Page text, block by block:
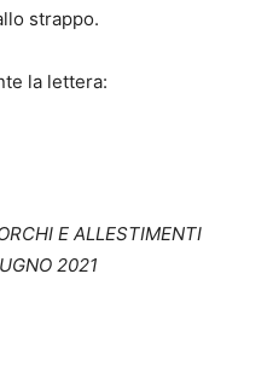
strappo.
la lettera:
E ALLESTIMENTI
2021